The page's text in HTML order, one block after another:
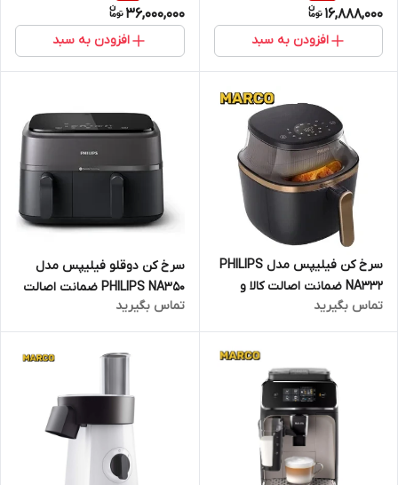
16,888,000
افزودن به سبد
36,000,000
افزودن به سبد
سرخ کن فیلیپس مدل PHILIPS
NA332 ضمانت اصالت کالا و
ماهه مارکو تجارت
تماس بگیرید
سرخ کن دوقلو فیلیپس مدل
PHILIPS NA350 ضمانت اصالت
کالا و ارسال فوری و رایگان /
گارانتی 18 ماهه مارکو تجارت
تماس بگیرید